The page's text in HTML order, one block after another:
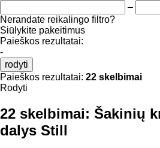
–
Nerandate reikalingo filtro?
Siūlykite pakeitimus
Paieškos rezultatai:
-
rodyti
Paieškos rezultatai: 22 skelbimai
Rodyti
22 skelbimai: Šakinių
dalys Still